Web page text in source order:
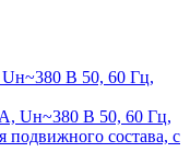
В 50, 60 Гц,